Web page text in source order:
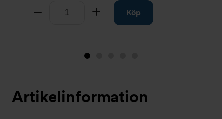
Ta bort Lägg tillKöp
Bild
nu)
Artikelinformation